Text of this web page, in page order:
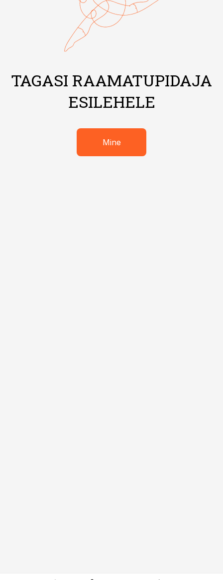
TAGASI RAAMATUPIDAJA
ESILEHELE
Mine